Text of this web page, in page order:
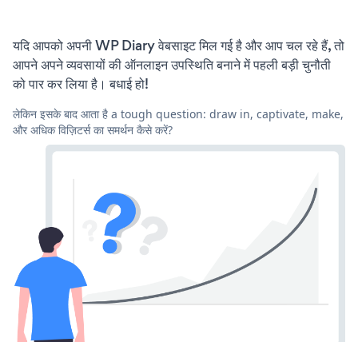
यदि आपको अपनी WP Diary वेबसाइट मिल गई है और आप चल रहे हैं, तो
आपने अपने व्यवसायों की ऑनलाइन उपस्थिति बनाने में पहली बड़ी चुनौती
को पार कर लिया है। बधाई हो!
लेकिन इसके बाद आता है a tough question: draw in, captivate, make,
और अधिक विज़िटर्स का समर्थन कैसे करें?